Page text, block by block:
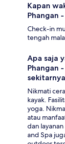
Kapan
Phangan
Check-in
tengah
Apa saja
Phangan
Nikmati
kayak.
yoga.
atau
dan
and Spa